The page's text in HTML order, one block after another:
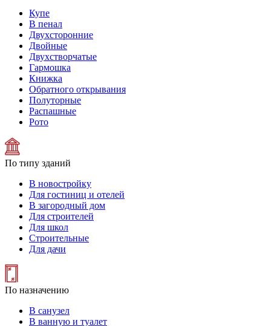
Купе
В пенал
Двухсторонние
Двойные
Двухстворчатые
Гармошка
Книжка
Обратного открывания
Полуторные
Распашные
Рото
По типу зданий
В новостройку
Для гостиниц и отелей
В загородный дом
Для строителей
Для школ
Строительные
Для дачи
По назначению
В санузел
В ванную и туалет